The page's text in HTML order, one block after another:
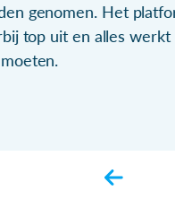
genomen. Het
top uit en alles